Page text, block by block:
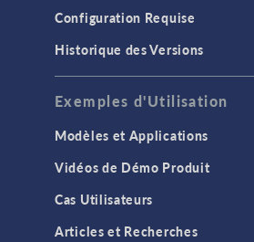
Configuration Requise
Historique des Versions
Exemples d'Utilisation
Modèles et Applications
Vidéos de Démo Produit
Cas Utilisateurs
Articles et Recherches